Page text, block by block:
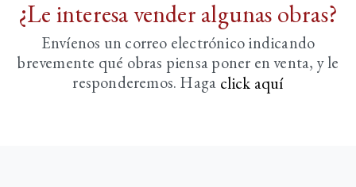
¿Le interesa vender algunas obras?
Envíenos un correo electrónico indicando
brevemente qué obras piensa poner en venta, y le
responderemos. Haga click aquí­